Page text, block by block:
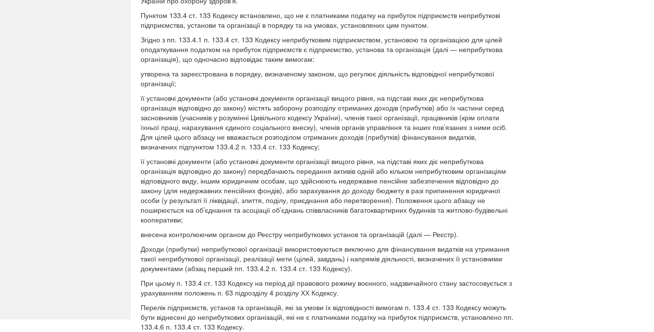
Пунктом 133.4 ст. 133 Кодексу встановлено, що не є платниками податку на прибуток підприємств неприбуткові
підприємства, установи та організації в порядку та на умовах, установлених цим пунктом.
Згідно з пп. 133.4.1 п. 133.4 ст. 133 Кодексу неприбутковим підприємством, установою та організацією для цілей
оподаткування податком на прибуток підприємств є підприємство, установа та організація (далі — неприбуткова
організація), що одночасно відповідає таким вимогам:
утворена та зареєстрована в порядку, визначеному законом, що регулює діяльність відповідної неприбуткової
організації;
її установчі документи (або установчі документи організації вищого рівня, на підставі яких діє неприбуткова
організація відповідно до закону) містять заборону розподілу отриманих доходів (прибутків) або їх частини серед
засновників (учасників у розумінні Цивільного кодексу України), членів такої організації, працівників (крім оплати
їхньої праці, нарахування єдиного соціального внеску), членів органів управління та інших пов’язаних з ними осіб.
Для цілей цього абзацу не вважається розподілом отриманих доходів (прибутків) фінансування видатків,
визначених підпунктом 133.4.2 п. 133.4 ст. 133 Кодексу;
її установчі документи (або установчі документи організації вищого рівня, на підставі яких діє неприбуткова
організація відповідно до закону) передбачають передання активів одній або кільком неприбутковим організаціям
відповідного виду, іншим юридичним особам, що здійснюють недержавне пенсійне забезпечення відповідно до
закону (для недержавних пенсійних фондів), або зарахування до доходу бюджету в разі припинення юридичної
особи (у результаті її ліквідації, злиття, поділу, приєднання або перетворення). Положення цього абзацу не
поширюється на об’єднання та асоціації об’єднань співвласників багатоквартирних будинків та житлово-будівельні
кооперативи;
внесена контролюючим органом до Реєстру неприбуткових установ та організацій (далі — Реєстр).
Доходи (прибутки) неприбуткової організації використовуються виключно для фінансування видатків на утримання
такої неприбуткової організації, реалізації мети (цілей, завдань) і напрямів діяльності, визначених її установчими
документами (абзац перший пп. 133.4.2 п. 133.4 ст. 133 Кодексу).
При цьому п. 133.4 ст. 133 Кодексу на період дії правового режиму воєнного, надзвичайного стану застосовується з
урахуванням положень п. 63 підрозділу 4 розділу ХХ Кодексу.
Перелік підприємств, установ та організацій, які за умови їх відповідності вимогам п. 133.4 ст. 133 Кодексу можуть
бути віднесені до неприбуткових організацій, які не є платниками податку на прибуток підприємств, установлено пп.
133.4.6 п. 133.4 ст. 133 Кодексу.